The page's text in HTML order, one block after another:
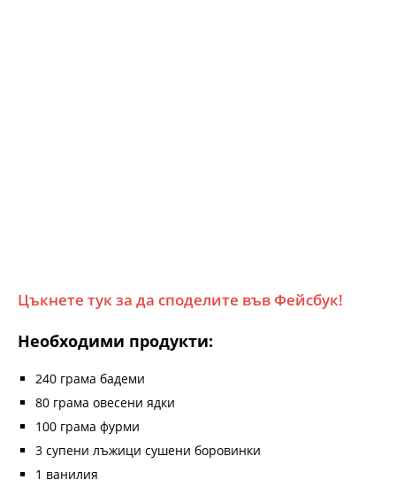
Цъкнете тук за да споделите във Фейсбук!
Необходими продукти:
240 грама бадеми
80 грама овесени ядки
100 грама фурми
3 супени лъжици сушени боровинки
1 ванилия